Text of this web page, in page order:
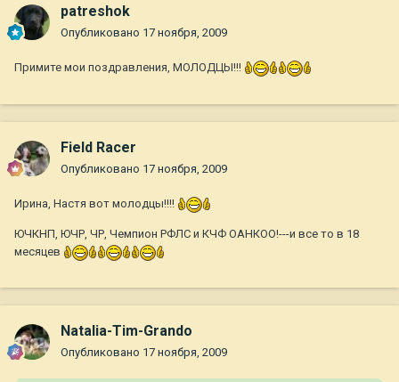
patreshok
Опубликовано 17 ноября, 2009
Примите мои поздравления, МОЛОДЦЫ!!!
Field Racer
Опубликовано 17 ноября, 2009
Ирина, Настя вот молодцы!!!!
ЮЧКНП, ЮЧР, ЧР, Чемпион РФЛС и КЧФ ОАНКОО!---и все то в 18
месяцев
Natalia-Tim-Grando
Опубликовано 17 ноября, 2009